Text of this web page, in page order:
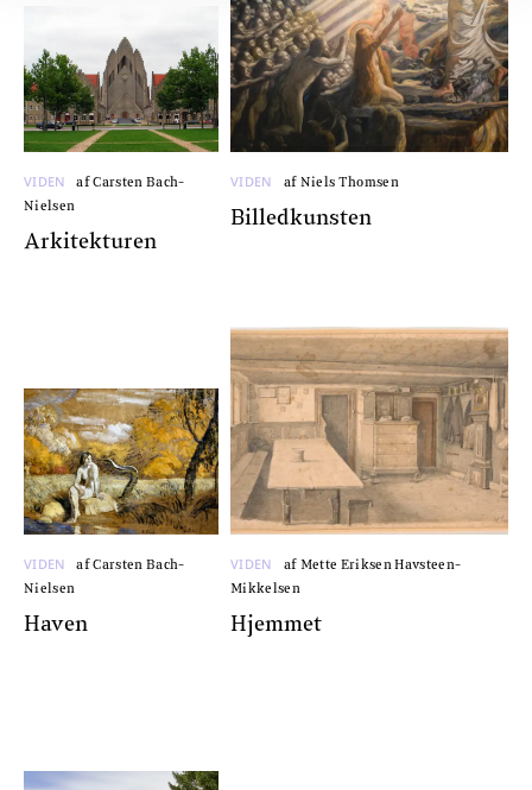
VIDEN
af Carsten Bach-
Nielsen
Arkitekturen
VIDEN af Niels Thomsen
Billedkunsten
VIDEN
af Carsten Bach-
Nielsen
Haven
VIDEN
af Mette Eriksen Havsteen-
Mikkelsen
Hjemmet